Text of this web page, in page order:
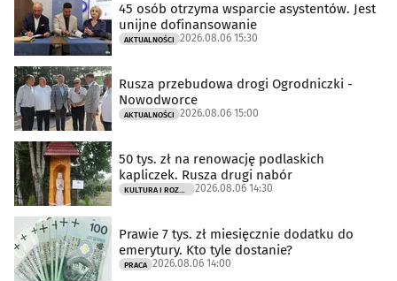
45 osób otrzyma wsparcie asystentów. Jest
unijne dofinansowanie
AKTUALNOŚCI 2026.08.06 15:30
Rusza przebudowa drogi Ogrodniczki -
Nowodworce
AKTUALNOŚCI 2026.08.06 15:00
50 tys. zł na renowację podlaskich
kapliczek. Rusza drugi nabór
KULTURA I ROZRYWKA 2026.08.06 14:30
Prawie 7 tys. zł miesięcznie dodatku do
emerytury. Kto tyle dostanie?
PRACA 2026.08.06 14:00